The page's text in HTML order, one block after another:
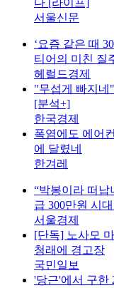
다 [라이프]
서울신문
‘요즘 같은 때
티어의 미친 질
헤럴드경제
"무섭게 빠지
[분석+]
한국경제
폭염에도 에어
에 달렸네
한겨레
“박봉이라 떠
급 300만원 시
서울경제
[단독] 노사모
청래에 경고장
국민일보
'당근'에서 구한